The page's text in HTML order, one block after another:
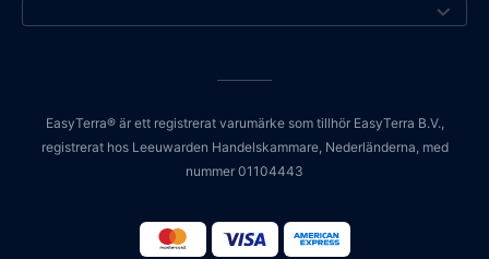
EasyTerra® är ett registrerat varumärke som tillhör EasyTerra B.V.,
registrerat hos Leeuwarden Handelskammare, Nederländerna, med
nummer 01104443